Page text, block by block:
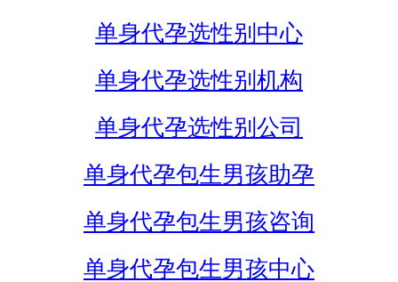
单身代孕选性别中心
单身代孕选性别机构
单身代孕选性别公司
单身代孕包生男孩助孕
单身代孕包生男孩咨询
单身代孕包生男孩中心